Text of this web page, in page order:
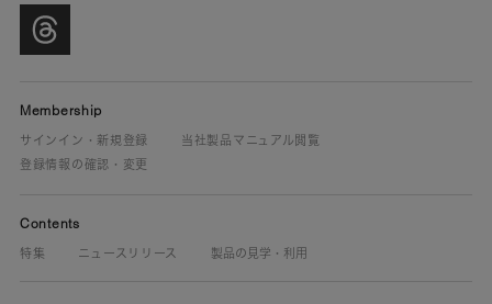
Membership
サインイン・新規登録
当社製品マニュアル閲覧
登録情報の確認・変更
Contents
特集 ニュースリリース 製品の見学・利用